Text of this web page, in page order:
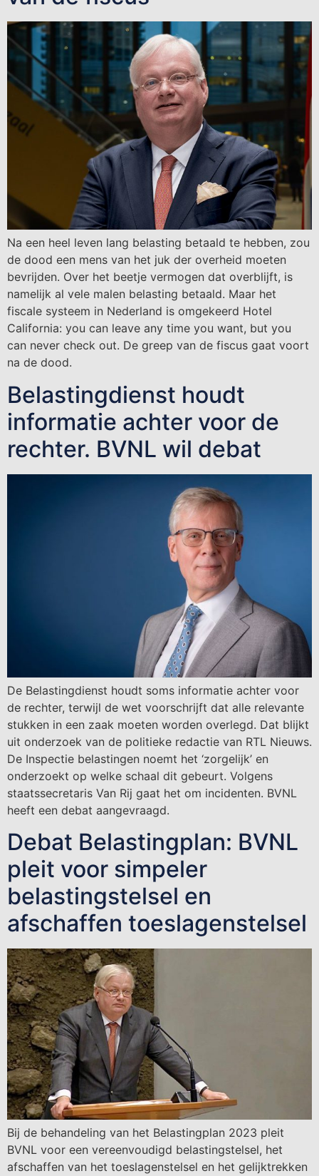
Na een heel leven lang belasting betaald te hebben, zou
de dood een mens van het juk der overheid moeten
bevrijden. Over het beetje vermogen dat overblijft, is
namelijk al vele malen belasting betaald. Maar het
fiscale systeem in Nederland is omgekeerd Hotel
California: you can leave any time you want, but you
can never check out. De greep van de fiscus gaat voort
na de dood.
Belastingdienst houdt
informatie achter voor de
rechter. BVNL wil debat
De Belastingdienst houdt soms informatie achter voor
de rechter, terwijl de wet voorschrijft dat alle relevante
stukken in een zaak moeten worden overlegd. Dat blijkt
uit onderzoek van de politieke redactie van RTL Nieuws.
De Inspectie belastingen noemt het ‘zorgelijk’ en
onderzoekt op welke schaal dit gebeurt. Volgens
staatssecretaris Van Rij gaat het om incidenten. BVNL
heeft een debat aangevraagd.
Debat Belastingplan: BVNL
pleit voor simpeler
belastingstelsel en
afschaffen toeslagenstelsel
Bij de behandeling van het Belastingplan 2023 pleit
BVNL voor een vereenvoudigd belastingstelsel, het
afschaffen van het toeslagenstelsel en het gelijktrekken